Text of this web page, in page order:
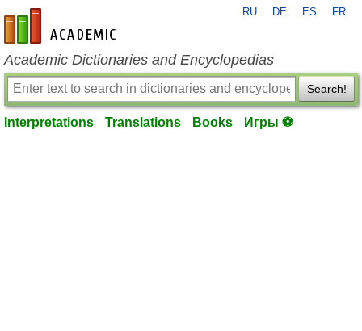
en-academic.com
RU DE ES FR
Academic Dictionaries and Encyclopedias
Search!
Interpretations Translations Books Игры ⚽